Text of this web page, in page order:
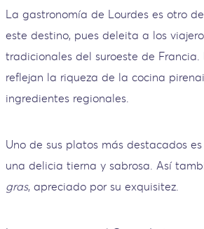
La gastronomía de Lourdes es otro
este destino, pues deleita a los
tradicionales del suroeste de
reflejan la riqueza de la cocina
ingredientes regionales.
Uno de sus platos más destacados
una delicia tierna y sabrosa. Así
gras, apreciado por su exquisitez.